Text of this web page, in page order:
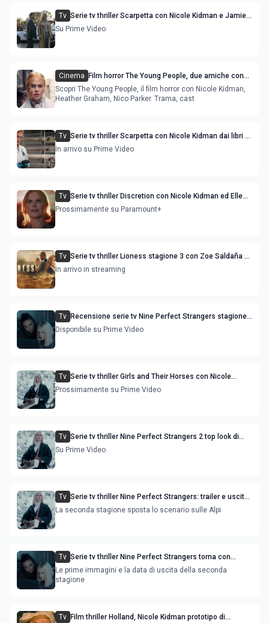
Tv Serie tv thriller Scarpetta con Nicole Kidman e Jamie
Lee Curtis in uscita streaming
Su Prime Video
Cinema
Film horror The Young People, due amiche con
Nicole Kidman e Heather Graham
Scopri The Young People, il film horror con Nicole Kidman,
Heather Graham, Nico Parker. Trama, cast
Tv Serie tv thriller Scarpetta con Nicole Kidman dai libri di
Patricia Cornwell
In arrivo su Prime Video
Tv Serie tv thriller Discretion con Nicole Kidman ed Elle
Fanning: trama e cast
Prossimamente su Paramount+
Tv Serie tv thriller Lioness stagione 3 con Zoe Saldaña e
Nicole Kidman
In arrivo in streaming
Tv Recensione serie tv Nine Perfect Strangers stagione
2
Disponibile su Prime Video
Tv Serie tv thriller Girls and Their Horses con Nicole
Kidman protagonista
Prossimamente su Prime Video
Tv Serie tv thriller Nine Perfect Strangers 2 top look di
Nicole Kidman: le prime recensioni USA
Su Prime Video
Tv Serie tv thriller Nine Perfect Strangers: trailer e uscita
della stagione 2
La seconda stagione sposta lo scenario sulle Alpi
Tv Serie tv thriller Nine Perfect Strangers torna con
Nicole Kidman: le anticipazioni stagione 2
Le prime immagini e la data di uscita della seconda
stagione
Tv Film thriller Holland, Nicole Kidman prototipo di